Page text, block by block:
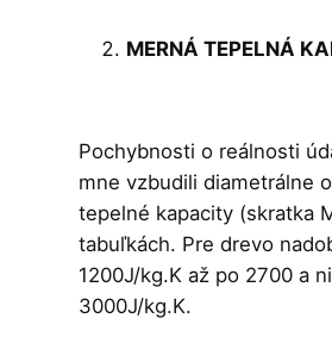
MERNÁ TEPELNÁ
Pochybnosti o reálnosti
mne vzbudili diametrálne
tepelné kapacity (skratka
tabuľkách. Pre drevo
1200J/kg.K až po 2700 a
3000J/kg.K.